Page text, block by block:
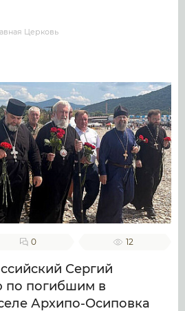
Церковь
0 12
Сергий
по погибшим в
Архипо-Осиповка